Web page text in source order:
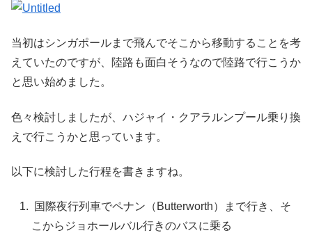
当初はシンガポールまで飛んでそこから移動することを考
えていたのですが、陸路も面白そうなので陸路で行こうか
と思い始めました。
色々検討しましたが、ハジャイ・クアラルンプール乗り換
えで行こうかと思っています。
以下に検討した行程を書きますね。
国際夜行列車でペナン（Butterworth）まで行き、そ
こからジョホールバル行きのバスに乗る